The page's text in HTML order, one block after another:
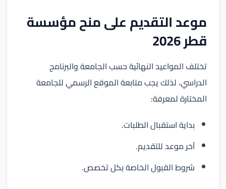
موعد التقديم على منح مؤسسة
قطر 2026
تختلف المواعيد النهائية حسب الجامعة والبرنامج
الدراسي، لذلك يجب متابعة الموقع الرسمي للجامعة
المختارة لمعرفة:
بداية استقبال الطلبات.
آخر موعد للتقديم.
شروط القبول الخاصة بكل تخصص.